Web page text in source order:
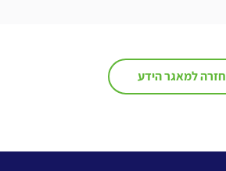
חזרה למאגר הידע